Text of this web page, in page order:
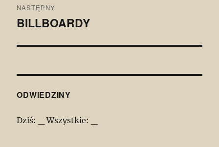
NASTĘPNY
Następny
BILLBOARDY
ODWIEDZINY
Dziś: Wszystkie: